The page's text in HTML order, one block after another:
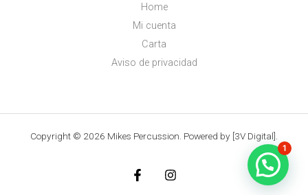
Home
Mi cuenta
Carta
Aviso de privacidad
Copyright © 2026 Mikes Percussion. Powered by [3V Digital].
1